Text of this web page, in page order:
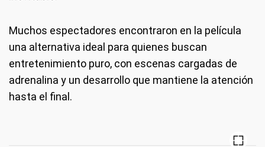
Muchos espectadores encontraron en la película
una alternativa ideal para quienes buscan
entretenimiento puro, con escenas cargadas de
adrenalina y un desarrollo que mantiene la atención
hasta el final.